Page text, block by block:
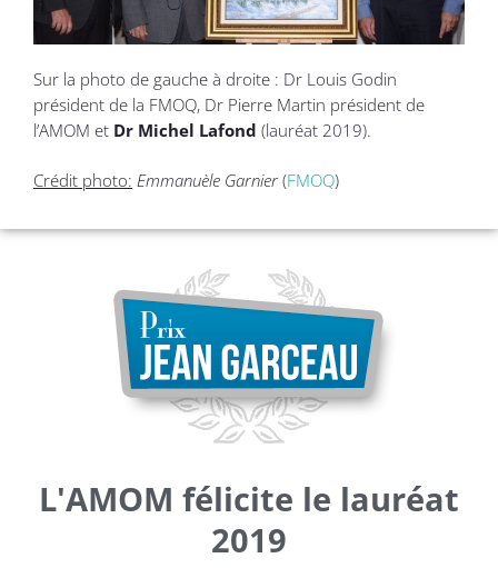
Sur la photo de gauche à droite : Dr Louis Godin
président de la FMOQ, Dr Pierre Martin président de
l’AMOM et Dr Michel Lafond (lauréat 2019).
Crédit photo: Emmanuèle Garnier (FMOQ)
L'AMOM félicite le lauréat
2019